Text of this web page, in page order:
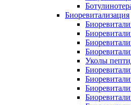
Биоревитализация
Уколы